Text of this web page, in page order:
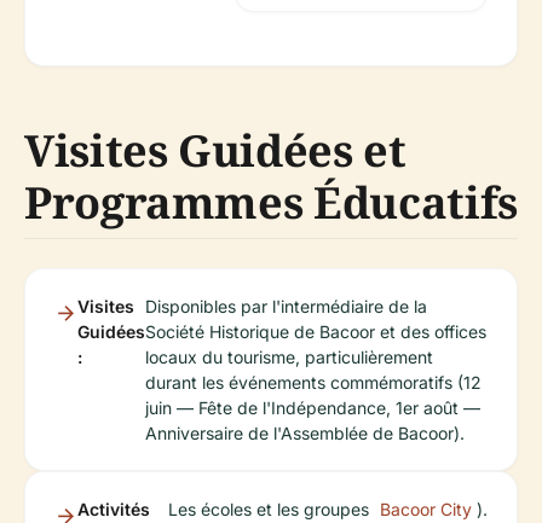
Visites Guidées et
Programmes Éducatifs
Visites
Guidées
:
Disponibles par l'intermédiaire de la
Société Historique de Bacoor et des offices
locaux du tourisme, particulièrement
durant les événements commémoratifs (12
juin — Fête de l'Indépendance, 1er août —
Anniversaire de l'Assemblée de Bacoor).
Activités
Les écoles et les groupes Bacoor City ).